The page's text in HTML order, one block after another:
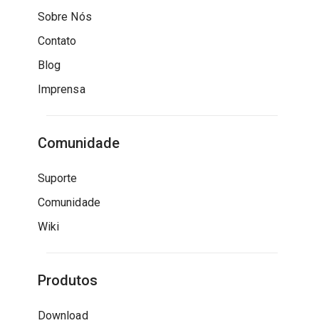
Sobre Nós
Contato
Blog
Imprensa
Comunidade
Suporte
Comunidade
Wiki
Produtos
Download